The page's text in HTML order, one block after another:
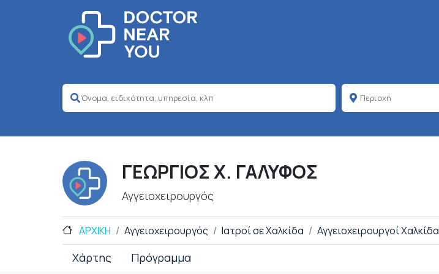
ΓΕΩΡΓΙΟΣ Χ. ΓΑΛΥΦΟΣ
Αγγειοχειρουργός
ΑΡΧΙΚΗ Αγγειοχειρουργός Ιατροί σε Χαλκίδα Αγγειοχειρουργοί Χαλκίδα
Χάρτης Πρόγραμμα